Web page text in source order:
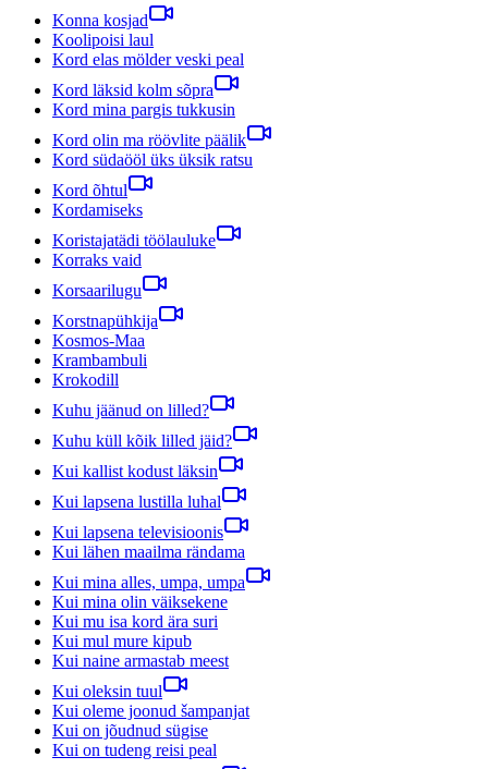
Konna kosjad
Koolipoisi laul
Kord elas mölder veski peal
Kord läksid kolm sõpra
Kord mina pargis tukkusin
Kord olin ma röövlite päälik
Kord südaööl üks üksik ratsu
Kord õhtul
Kordamiseks
Koristajatädi töölauluke
Korraks vaid
Korsaarilugu
Korstnapühkija
Kosmos-Maa
Krambambuli
Krokodill
Kuhu jäänud on lilled?
Kuhu küll kõik lilled jäid?
Kui kallist kodust läksin
Kui lapsena lustilla luhal
Kui lapsena televisioonis
Kui lähen maailma rändama
Kui mina alles, umpa, umpa
Kui mina olin väiksekene
Kui mu isa kord ära suri
Kui mul mure kipub
Kui naine armastab meest
Kui oleksin tuul
Kui oleme joonud šampanjat
Kui on jõudnud sügise
Kui on tudeng reisi peal